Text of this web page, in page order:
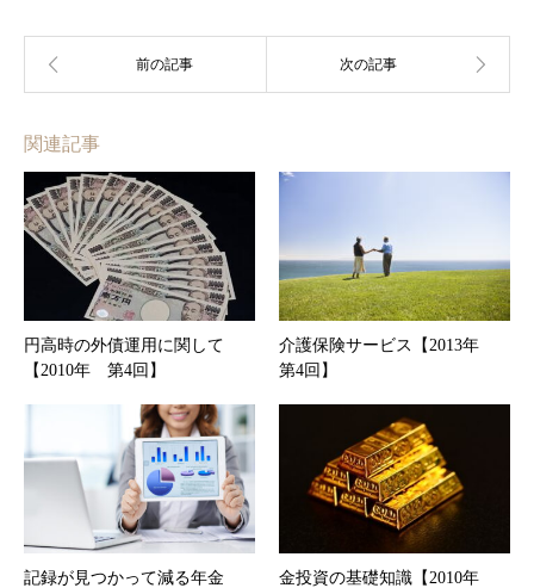
関連記事
円高時の外債運用に関して
【2010年 第4回】
介護保険サービス【2013年
第4回】
記録が見つかって減る年金
金投資の基礎知識【2010年